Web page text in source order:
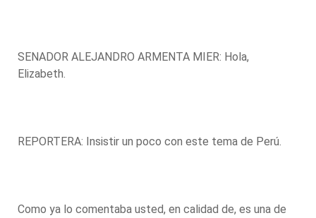
SENADOR ALEJANDRO ARMENTA MIER: Hola,
Elizabeth.
REPORTERA: Insistir un poco con este tema de Perú.
Como ya lo comentaba usted, en calidad de, es una de